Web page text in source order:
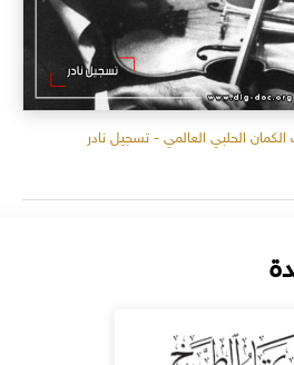
الحلبي العالمي - تسجيل نادر